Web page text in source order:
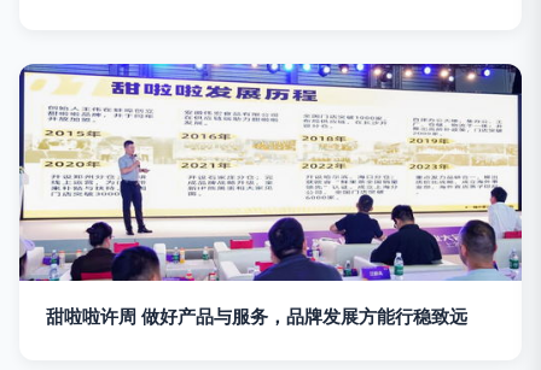
甜啦啦许周 做好产品与服务，品牌发展方能行稳致远